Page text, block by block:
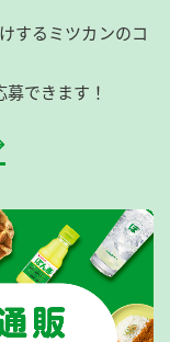
するミツカンのコ
できます！